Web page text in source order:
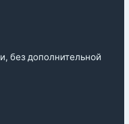
без дополнительной